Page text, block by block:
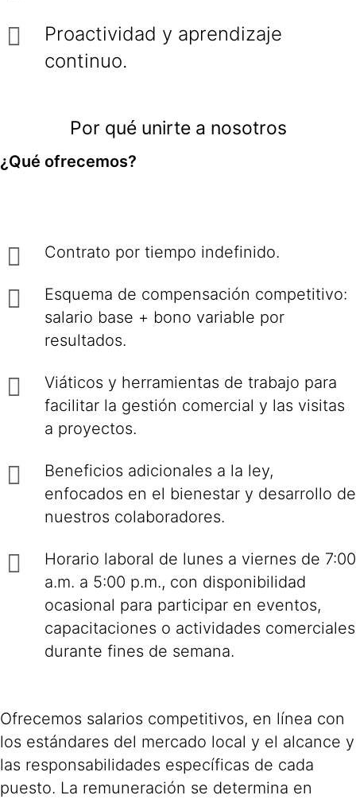
Proactividad y aprendizaje
continuo.
Por qué unirte a nosotros
¿Qué ofrecemos?
Contrato por tiempo indefinido.
Esquema de compensación competitivo:
salario base + bono variable por
resultados.
Viáticos y herramientas de trabajo para
facilitar la gestión comercial y las visitas
a proyectos.
Beneficios adicionales a la ley,
enfocados en el bienestar y desarrollo de
nuestros colaboradores.
Horario laboral de lunes a viernes de 7:00
a.m. a 5:00 p.m., con disponibilidad
ocasional para participar en eventos,
capacitaciones o actividades comerciales
durante fines de semana.
Ofrecemos salarios competitivos, en línea con
los estándares del mercado local y el alcance y
las responsabilidades específicas de cada
puesto. La remuneración se determina en